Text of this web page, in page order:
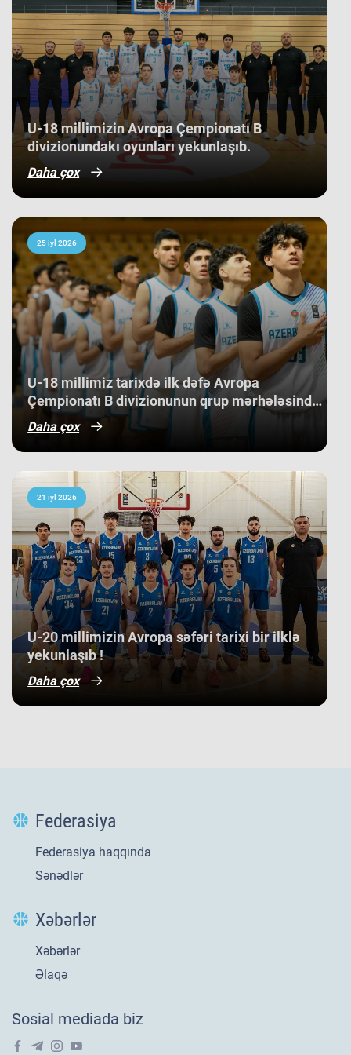
tarixində bir ilk kimi də statistikaya
düşüb. İlk baxışda yarışın tam
mərkəzində qərarlaşmaq adi bir
nəticə kimi görünsə də,
komandamızın yer aldığı qrupun
ağırlığı və rəqiblərin səviyyəsi bu
nəticənin adi bir nəticə olmadığını
göstərir. Bunu qrup mərhələsində
qarşılaşdığımız komandaların
çempionatın sonundakı yekun
mövqeləri də aydın sübut edir. Belə ki,
qrupdakı ən güclü rəqibimiz olan
İsveç millisi çempionatın bürünc
5-cisi olub. Şimali Makedoniya
yığması isə ilk onluqda qərarlaşaraq
çempionatı 9-cu sırada bitirib.
Millimiz çempionat boyu göstərdiyi
əzmkar oyun sayəsində ümumi
sıralamada düz 10 ölkəni geridə
qoymağı bacarıb. Basketbolçularımız
turnir cədvəlində Niderland, İsveçrə,
Kipr, Gürcüstan, Danimarka, Estoniya,
Slovakiya, Ermənistan, Albaniya və
Kosovo kimi komandaları üstəliyə
bilib. ​Belə bir gərgin rəqabət
mühitində qazanılan 11-ci yer gənc
basketbolçularımız üçün həm böyük
beynəlxalq təcrübə, həm də gələcək
turnirlərdə daha böyük uğurlar
U-18 millimizin Avropa Çempionatı B
divizionundakı oyunları yekunlaşıb.
Daha çox
25 iyl 2026
U-18 millimiz tarixdə ilk dəfə Avropa
Çempionatı B divizionunun qrup mərhələsində
qələbə qazanıb.
Daha çox
21 iyl 2026
​U-20 millimizin Avropa səfəri tarixi bir ilklə
yekunlaşıb !
Daha çox
Yeni
​U-20 millimizin
Federasiya
Federasiya haqqında
Sənədlər
Xəbərlər
Xəbərlər
Əlaqə
Sosial mediada biz